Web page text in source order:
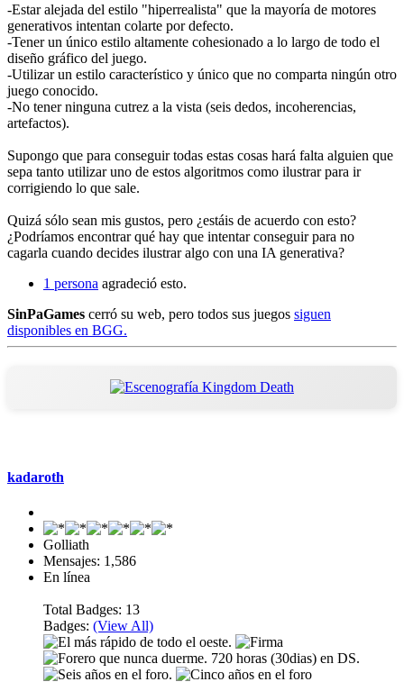
-Estar alejada del estilo "hiperrealista" que la mayoría de motores
generativos intentan colarte por defecto.
-Tener un único estilo altamente cohesionado a lo largo de todo el
diseño gráfico del juego.
-Utilizar un estilo característico y único que no comparta ningún otro
juego conocido.
-No tener ninguna cutrez a la vista (seis dedos, incoherencias,
artefactos).
Supongo que para conseguir todas estas cosas hará falta alguien que
sepa tanto utilizar uno de estos algoritmos como ilustrar para ir
corrigiendo lo que sale.
Quizá sólo sean mis gustos, pero ¿estáis de acuerdo con esto?
¿Podríamos encontrar qué hay que intentar conseguir para no
cagarla cuando decides ilustrar algo con una IA generativa?
1 persona agradeció esto.
SinPaGames cerró su web, pero todos sus juegos siguen
disponibles en BGG.
kadaroth
Golliath
Mensajes: 1,586
En línea
Total Badges: 13
Badges: (View All)